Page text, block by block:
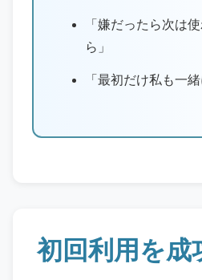
「嫌だったら次は
ら」
「最初だけ私も一
初回利用を成